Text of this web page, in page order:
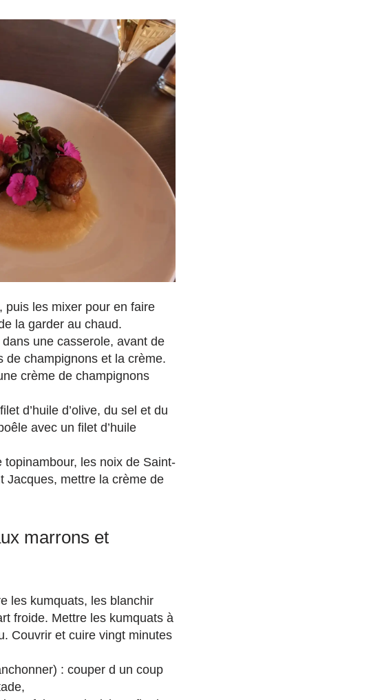
puis les mixer pour en faire
la garder au chaud.
une casserole, avant de
de champignons et la crème.
crème de champignons
d’huile d’olive, du sel et du
avec un filet d’huile
les noix de Saint-
Jacques, mettre la crème de
marrons et
les kumquats, les blanchir
froide. Mettre les kumquats à
Couvrir et cuire vingt minutes
: couper d un coup